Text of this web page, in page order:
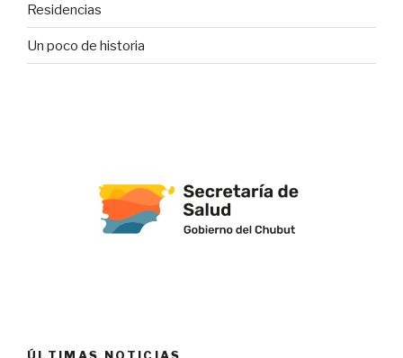
Residencias
Un poco de historia